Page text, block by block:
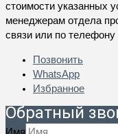
стоимости указанных
менеджерам отдела
связи или по телефону
Позвонить
WhatsApp
Избранное
Обратный
Имя